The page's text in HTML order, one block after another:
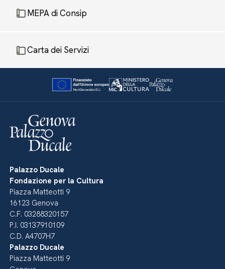
MEPA di Consip
Carta dei Servizi
Palazzo Ducale
Fondazione per la Cultura
Piazza Matteotti 9
16123 Genova
C.F. 03288320157
P.I. 03137910109
C.D. A4707H7
Palazzo Ducale
Piazza Matteotti 9